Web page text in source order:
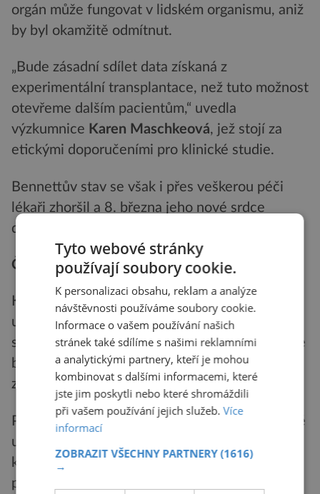
orgán může fungovat v lidském organismu, aniž
by byl okamžitě odmítnut.
„Bude zásadní sdílet data získaná z
experimentální transplantace, než tuto možnost
otevřeme dalším pacientům,“ uvedla
výzkumnice Karen Maschkeová, jež stojí za
etickými doporučeními pro klinické studie.
Bennettův stav se však i přes veškerou péči
lékaři zhoršil a 8. března jeho nové srdce
dotlouklo naposledy.
Červenec 2022
Kanadští experti z Torontské a Montrealské
univerzity vytvořili milimetrový model
srdečního svalu lidského embrya, který nejenže
bije jako skutečné srdce, ale dokonce stejným
způsobem pumpuje tekutinu.
Podle vědců by měla funkční miniatura zásadně
usnadnit cestu k vývoji nových léčiv na
kardiovaskulární problémy, které každý rok
připraví o život 18 milionů lidí.
Tyto webové stránky
používají soubory cookie.
K personalizaci obsahu, reklam a analýze
návštěvnosti používáme soubory cookie.
Informace o vašem používání našich
stránek také sdílíme s našimi reklamními
a analytickými partnery, kteří je mohou
kombinovat s dalšími informacemi, které
jste jim poskytli nebo které shromáždili
při vašem používání jejich služeb.Více
informací
ZOBRAZIT VŠECHNY PARTNERY(1616)
→